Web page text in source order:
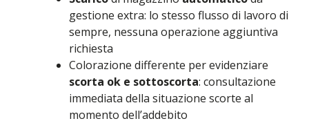
gestione extra: lo stesso flusso di lavoro di
sempre, nessuna operazione aggiuntiva
richiesta
Colorazione differente per evidenziare
scorta ok e sottoscorta: consultazione
immediata della situazione scorte al
momento dell’addebito